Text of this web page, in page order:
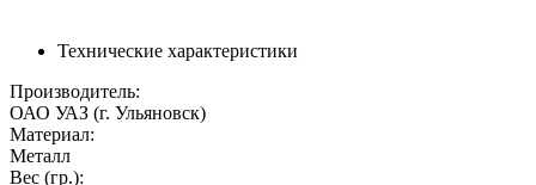
Технические характеристики
Производитель:
ОАО УАЗ (г. Ульяновск)
Материал:
Металл
Вес (гр.):